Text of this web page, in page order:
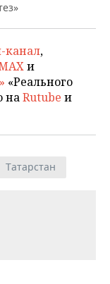
канал,
и
«Реального
наRutube и
Татарстан